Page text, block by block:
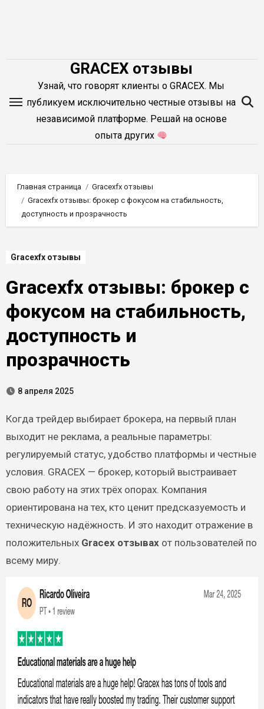
GRACEX отзывы
Узнай, что говорят клиенты о GRACEX. Мы
публикуем исключительно честные отзывы на
независимой платформе. Решай на основе
опыта других
Главная страница
Gracexfx отзывы
Gracexfx отзывы: брокер с фокусом на стабильность,
доступность и прозрачность
Gracexfx отзывы
Gracexfx отзывы: брокер с
фокусом на стабильность,
доступность и
прозрачность
8 апреля 2025
Когда трейдер выбирает брокера, на первый план
выходит не реклама, а реальные параметры:
регулируемый статус, удобство платформы и честные
условия. GRACEX — брокер, который выстраивает
свою работу на этих трёх опорах. Компания
ориентирована на тех, кто ценит предсказуемость и
техническую надёжность. И это находит отражение в
положительных Gracex отзывахот пользователей по
всему миру.